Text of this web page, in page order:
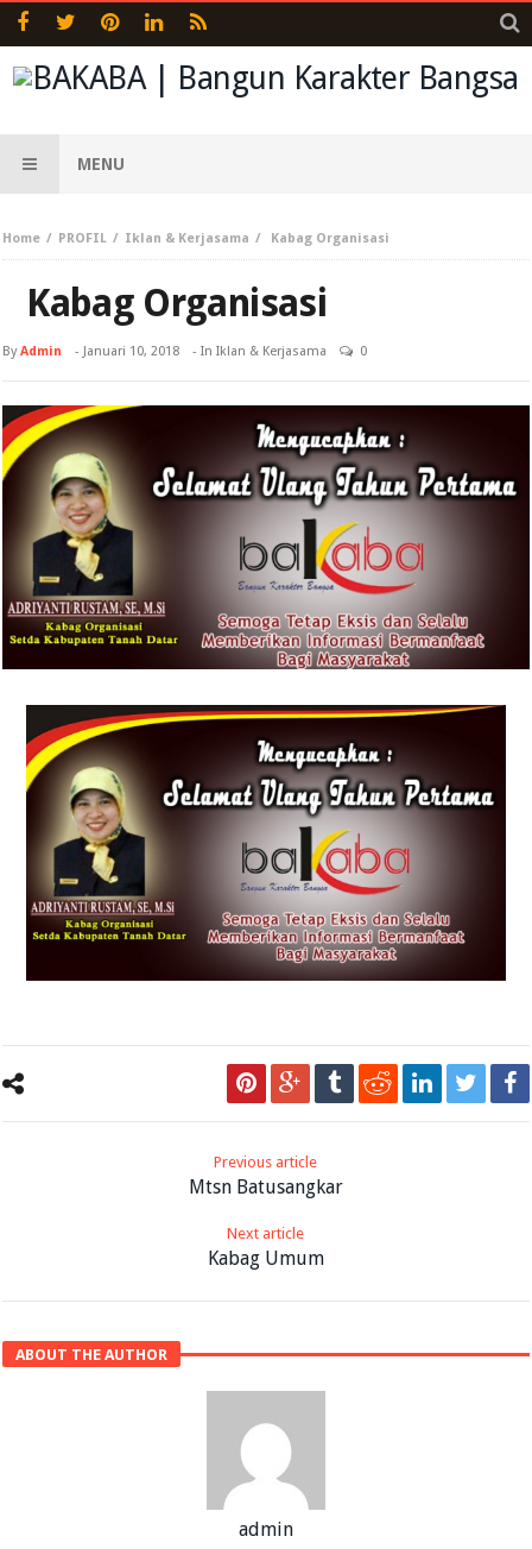
MENU
Home PROFIL Iklan & Kerjasama Kabag Organisasi
Kabag Organisasi
ByAdmin - Januari 10, 2018 - InIklan & Kerjasama 0
Previous article
Mtsn Batusangkar
Next article
Kabag Umum
ABOUT THE AUTHOR
admin